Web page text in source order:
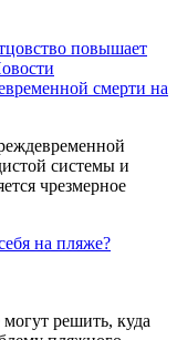
повышает
смерти на
системы и
чрезмерное
на пляже?
решить, куда